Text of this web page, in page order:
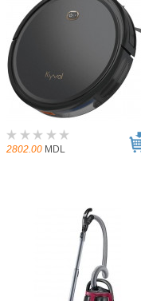
2802.00 MDL